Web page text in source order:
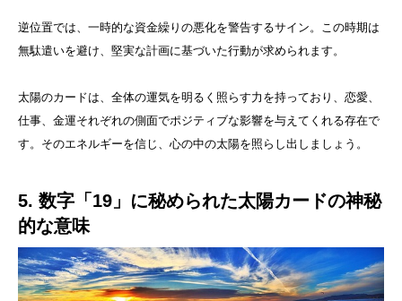
逆位置では、一時的な資金繰りの悪化を警告するサイン。この時期は
無駄遣いを避け、堅実な計画に基づいた行動が求められます。
太陽のカードは、全体の運気を明るく照らす力を持っており、恋愛、
仕事、金運それぞれの側面でポジティブな影響を与えてくれる存在で
す。そのエネルギーを信じ、心の中の太陽を照らし出しましょう。
5. 数字「19」に秘められた太陽カードの神秘
的な意味